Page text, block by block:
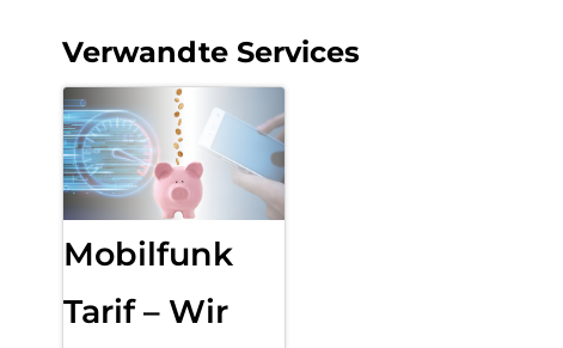
Verwandte Services
Mobilfunk
Tarif – Wir